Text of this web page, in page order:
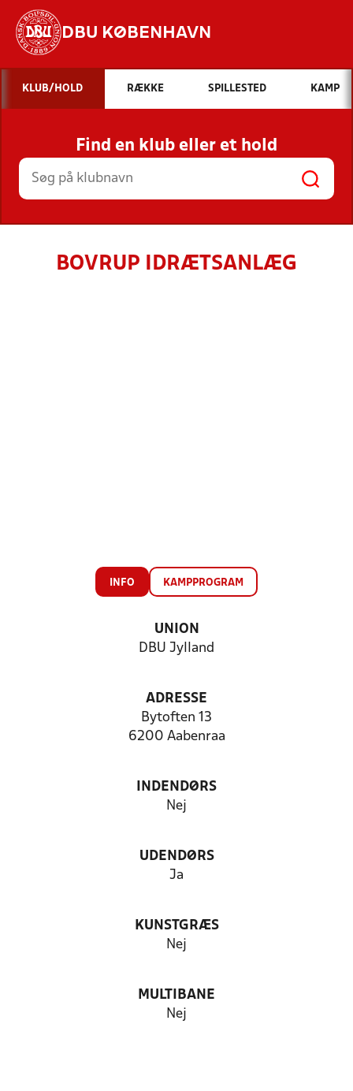
DBU KØBENHAVN
Hvad vil du søge efter?
INDHOLD OG NYHEDER
STILLINGER, RESULTATER, KLUBBER OG
HOLD
KLUB/HOLD RÆKKE SPILLESTED KAMP
Find en klub eller et hold
BOVRUP IDRÆTSANLÆG
INFO KAMPPROGRAM
UNION
DBU Jylland
ADRESSE
Bytoften 13
6200 Aabenraa
INDENDØRS
Nej
UDENDØRS
Ja
KUNSTGRÆS
Nej
MULTIBANE
Nej